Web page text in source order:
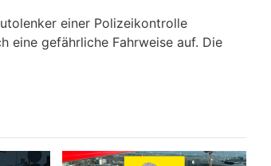
einer Polizeikontrolle
eine gefährliche Fahrweise auf. Die